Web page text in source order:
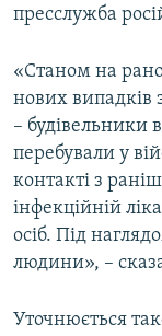
пресслужба
«Станом на
нових випадків
– будівельники
перебували у
контакті з
інфекційній
осіб. Під
людини», –
Уточнюється